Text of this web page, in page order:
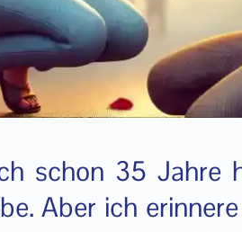
schon 35 Jahre
Aber ich